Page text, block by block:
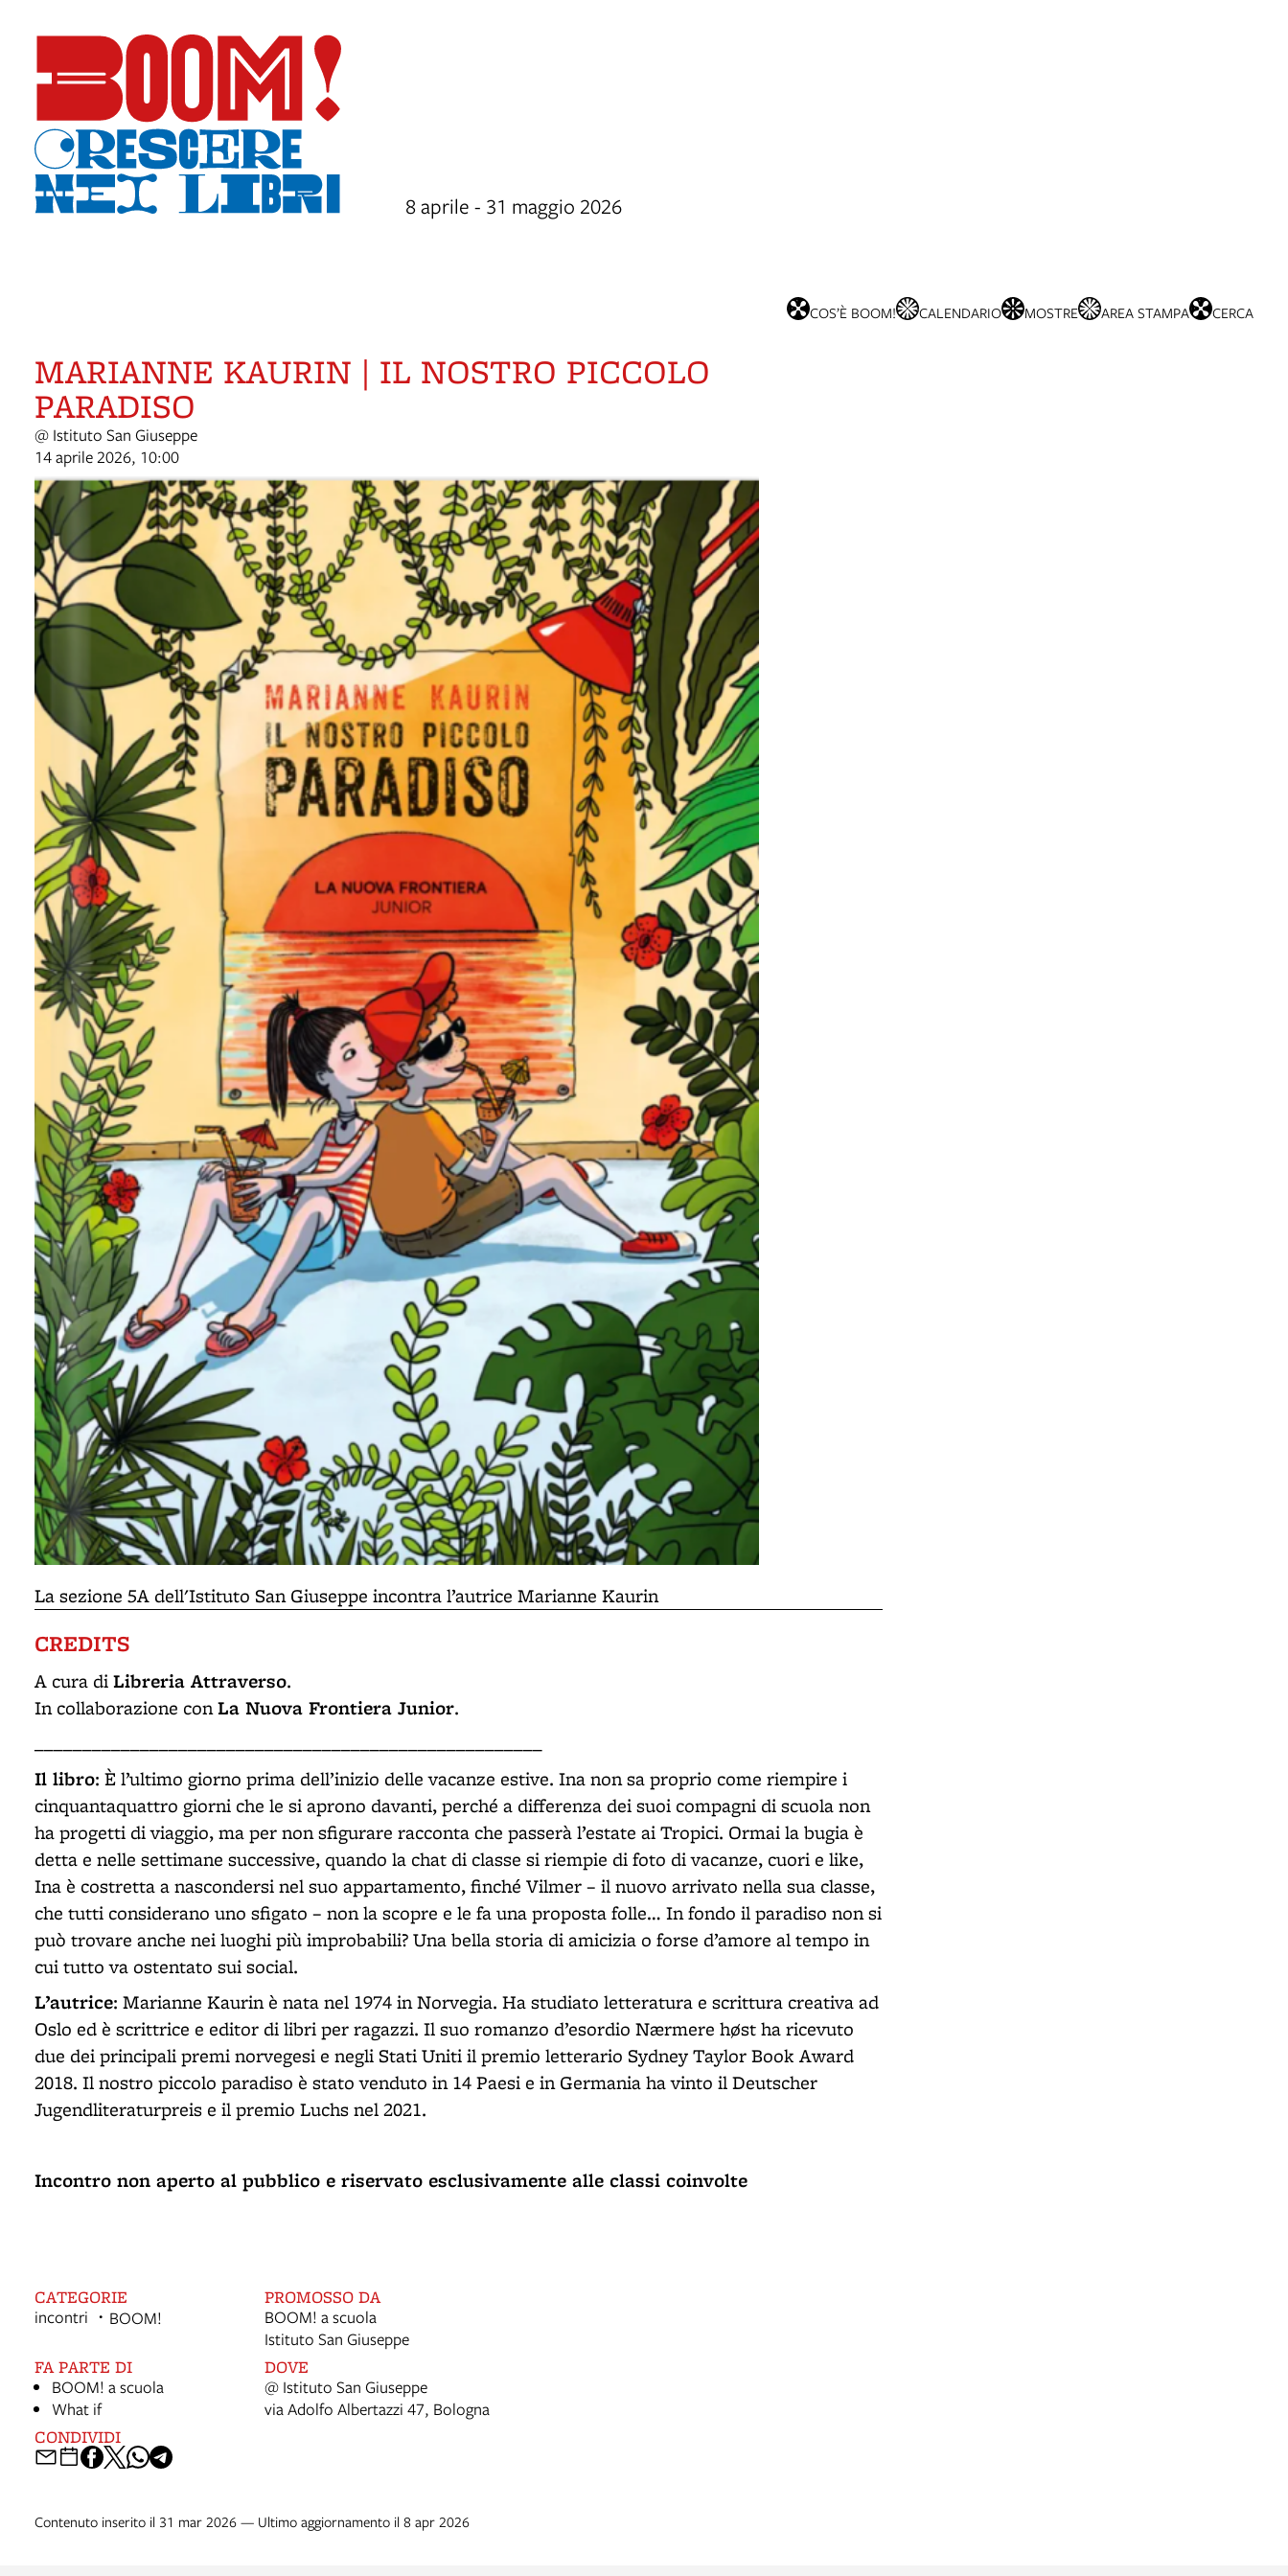
8 aprile - 31 maggio 2026
COS’È BOOM! CALENDARIO MOSTRE AREA STAMPA CERCA
MARIANNE KAURIN | IL NOSTRO PICCOLO
PARADISO
@ Istituto San Giuseppe
14 aprile 2026, 10:00
La sezione 5A dell'Istituto San Giuseppe incontra l’autrice Marianne Kaurin
CREDITS
A cura diLibreria Attraverso.
In collaborazione conLa Nuova Frontiera Junior.
Il libro: È l’ultimo giorno prima dell’inizio delle vacanze estive. Ina non sa proprio come riempire i
cinquantaquattro giorni che le si aprono davanti, perché a differenza dei suoi compagni di scuola non
ha progetti di viaggio, ma per non sfigurare racconta che passerà l’estate ai Tropici. Ormai la bugia è
detta e nelle settimane successive, quando la chat di classe si riempie di foto di vacanze, cuori e like,
Ina è costretta a nascondersi nel suo appartamento, finché Vilmer – il nuovo arrivato nella sua classe,
che tutti considerano uno sfigato – non la scopre e le fa una proposta folle… In fondo il paradiso non si
può trovare anche nei luoghi più improbabili? Una bella storia di amicizia o forse d’amore al tempo in
cui tutto va ostentato sui social.
L’autrice: Marianne Kaurin è nata nel 1974 in Norvegia. Ha studiato letteratura e scrittura creativa ad
Oslo ed è scrittrice e editor di libri per ragazzi. Il suo romanzo d’esordio Nærmere høst ha ricevuto
due dei principali premi norvegesi e negli Stati Uniti il premio letterario Sydney Taylor Book Award
2018. Il nostro piccolo paradiso è stato venduto in 14 Paesi e in Germania ha vinto il Deutscher
Jugendliteraturpreis e il premio Luchs nel 2021.
Incontro non aperto al pubblico e riservato esclusivamente alle classi coinvolte
CATEGORIE
incontri
BOOM!
PROMOSSO DA
BOOM! a scuola
Istituto San Giuseppe
FA PARTE DI
BOOM! a scuola
What if
DOVE
@ Istituto San Giuseppe
via Adolfo Albertazzi 47, Bologna
CONDIVIDI
Contenuto inserito il 31 mar 2026 — Ultimo aggiornamento il 8 apr 2026